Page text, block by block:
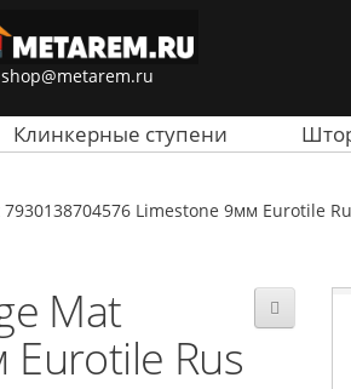
shop@metarem.ru
Клинкерные ступени
Limestone 9мм Eurotile
Mat
Rus